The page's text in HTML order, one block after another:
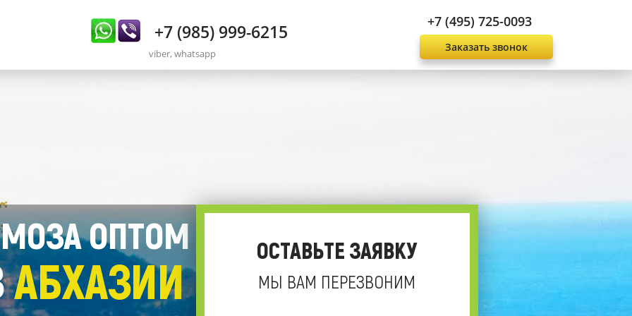
+7 (495) 725-0093
+7 (985) 999-6215
viber, whatsapp Заказать звонок
ОСТАВЬТЕ ЗАЯВКУ
МЫ ВАМ ПЕРЕЗВОНИМ
ОПТОМ
АБХАЗИИ